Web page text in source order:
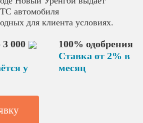
автомобиля
для клиента условиях.
000
у
100% одобрения
Ставка от 2% в
месяц